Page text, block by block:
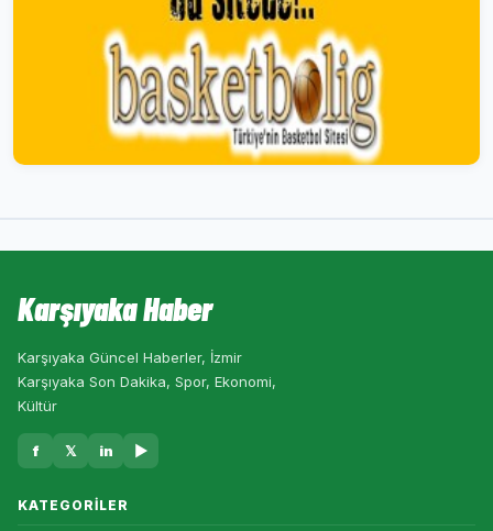
Karşıyaka Haber
Karşıyaka Güncel Haberler, İzmir
Karşıyaka Son Dakika, Spor, Ekonomi,
Kültür
f 𝕏 in ▶
KATEGORILER